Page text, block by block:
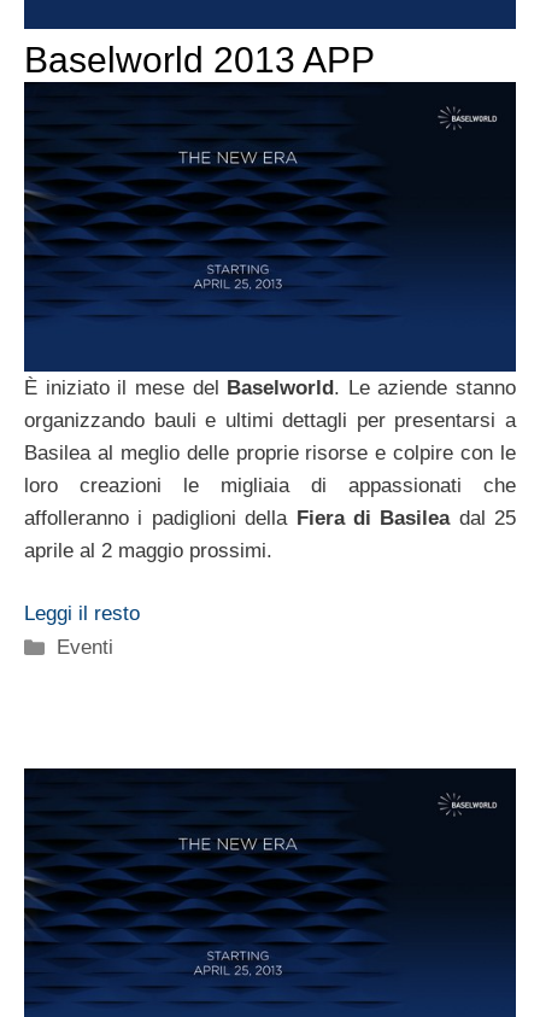
Baselworld 2013 APP
È iniziato il mese del Baselworld. Le aziende stanno
organizzando bauli e ultimi dettagli per presentarsi a
Basilea al meglio delle proprie risorse e colpire con le
loro creazioni le migliaia di appassionati che
affolleranno i padiglioni della Fiera di Basileadal 25
aprile al 2 maggio prossimi.
Leggi il resto
Categorie
Eventi